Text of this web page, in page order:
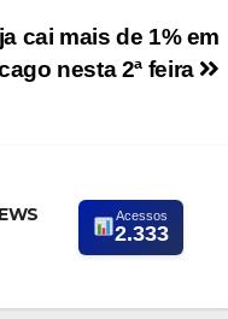
cai mais de 1% em
nesta 2ª feira
Acessos
2.333